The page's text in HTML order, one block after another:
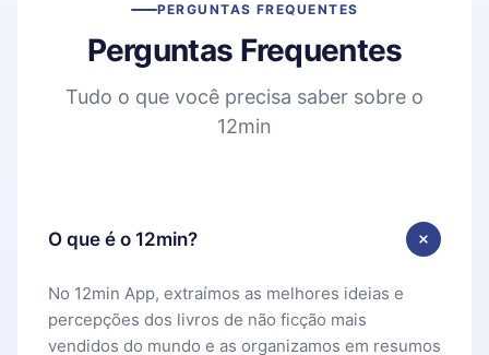
PERGUNTAS FREQUENTES
Perguntas Frequentes
Tudo o que você precisa saber sobre o
12min
O que é o 12min?
No 12min App, extraímos as melhores ideias e
percepções dos livros de não ficção mais
vendidos do mundo e as organizamos em resumos